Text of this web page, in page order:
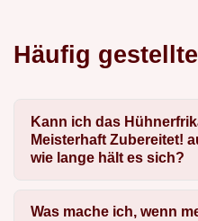
Häufig
Kann ich das
Meisterhaft Zubereitet!
wie lange hält es sich?
Was mache ich, wenn